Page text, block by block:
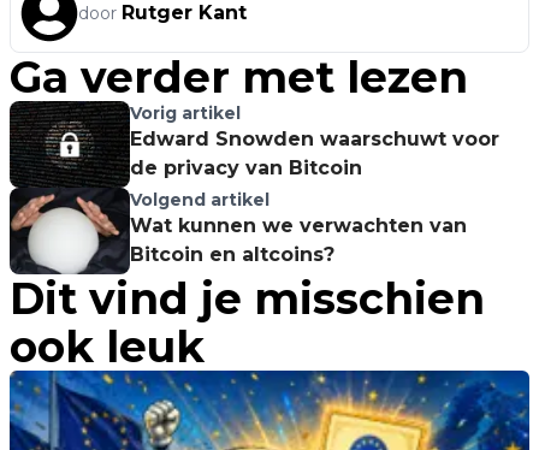
door Rutger Kant
Ga verder met lezen
Vorig artikel
Edward Snowden waarschuwt voor
de privacy van Bitcoin
Volgend artikel
Wat kunnen we verwachten van
Bitcoin en altcoins?
Dit vind je misschien
ook leuk